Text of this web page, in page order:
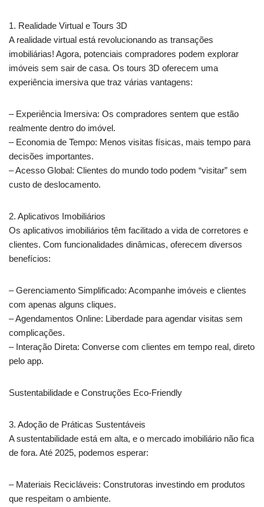
1. Realidade Virtual e Tours 3D
A realidade virtual está revolucionando as transações
imobiliárias! Agora, potenciais compradores podem explorar
imóveis sem sair de casa. Os tours 3D oferecem uma
experiência imersiva que traz várias vantagens:
– Experiência Imersiva: Os compradores sentem que estão
realmente dentro do imóvel.
– Economia de Tempo: Menos visitas físicas, mais tempo para
decisões importantes.
– Acesso Global: Clientes do mundo todo podem “visitar” sem
custo de deslocamento.
2. Aplicativos Imobiliários
Os aplicativos imobiliários têm facilitado a vida de corretores e
clientes. Com funcionalidades dinâmicas, oferecem diversos
benefícios:
– Gerenciamento Simplificado: Acompanhe imóveis e clientes
com apenas alguns cliques.
– Agendamentos Online: Liberdade para agendar visitas sem
complicações.
– Interação Direta: Converse com clientes em tempo real, direto
pelo app.
Sustentabilidade e Construções Eco-Friendly
3. Adoção de Práticas Sustentáveis
A sustentabilidade está em alta, e o mercado imobiliário não fica
de fora. Até 2025, podemos esperar:
– Materiais Recicláveis: Construtoras investindo em produtos
que respeitam o ambiente.